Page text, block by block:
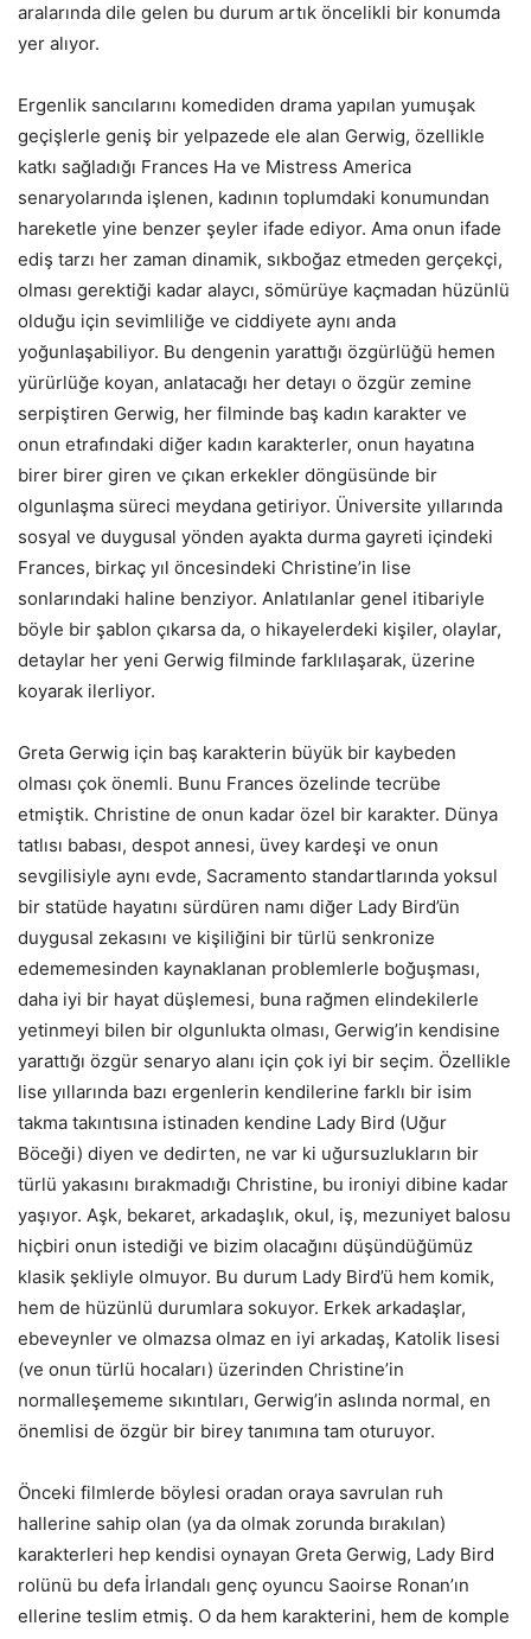
aralarında dile gelen bu durum artık öncelikli bir konumda
yer alıyor.
Ergenlik sancılarını komediden drama yapılan yumuşak
geçişlerle geniş bir yelpazede ele alan Gerwig, özellikle
katkı sağladığı Frances Ha ve Mistress America
senaryolarında işlenen, kadının toplumdaki konumundan
hareketle yine benzer şeyler ifade ediyor. Ama onun ifade
ediş tarzı her zaman dinamik, sıkboğaz etmeden gerçekçi,
olması gerektiği kadar alaycı, sömürüye kaçmadan hüzünlü
olduğu için sevimliliğe ve ciddiyete aynı anda
yoğunlaşabiliyor. Bu dengenin yarattığı özgürlüğü hemen
yürürlüğe koyan, anlatacağı her detayı o özgür zemine
serpiştiren Gerwig, her filminde baş kadın karakter ve
onun etrafındaki diğer kadın karakterler, onun hayatına
birer birer giren ve çıkan erkekler döngüsünde bir
olgunlaşma süreci meydana getiriyor. Üniversite yıllarında
sosyal ve duygusal yönden ayakta durma gayreti içindeki
Frances, birkaç yıl öncesindeki Christine’in lise
sonlarındaki haline benziyor. Anlatılanlar genel itibariyle
böyle bir şablon çıkarsa da, o hikayelerdeki kişiler, olaylar,
detaylar her yeni Gerwig filminde farklılaşarak, üzerine
koyarak ilerliyor.
Greta Gerwig için baş karakterin büyük bir kaybeden
olması çok önemli. Bunu Frances özelinde tecrübe
etmiştik. Christine de onun kadar özel bir karakter. Dünya
tatlısı babası, despot annesi, üvey kardeşi ve onun
sevgilisiyle aynı evde, Sacramento standartlarında yoksul
bir statüde hayatını sürdüren namı diğer Lady Bird’ün
duygusal zekasını ve kişiliğini bir türlü senkronize
edememesinden kaynaklanan problemlerle boğuşması,
daha iyi bir hayat düşlemesi, buna rağmen elindekilerle
yetinmeyi bilen bir olgunlukta olması, Gerwig’in kendisine
yarattığı özgür senaryo alanı için çok iyi bir seçim. Özellikle
lise yıllarında bazı ergenlerin kendilerine farklı bir isim
takma takıntısına istinaden kendine Lady Bird (Uğur
Böceği) diyen ve dedirten, ne var ki uğursuzlukların bir
türlü yakasını bırakmadığı Christine, bu ironiyi dibine kadar
yaşıyor. Aşk, bekaret, arkadaşlık, okul, iş, mezuniyet balosu
hiçbiri onun istediği ve bizim olacağını düşündüğümüz
klasik şekliyle olmuyor. Bu durum Lady Bird’ü hem komik,
hem de hüzünlü durumlara sokuyor. Erkek arkadaşlar,
ebeveynler ve olmazsa olmaz en iyi arkadaş, Katolik lisesi
(ve onun türlü hocaları) üzerinden Christine’in
normalleşememe sıkıntıları, Gerwig’in aslında normal, en
önemlisi de özgür bir birey tanımına tam oturuyor.
Önceki filmlerde böylesi oradan oraya savrulan ruh
hallerine sahip olan (ya da olmak zorunda bırakılan)
karakterleri hep kendisi oynayan Greta Gerwig, Lady Bird
rolünü bu defa İrlandalı genç oyuncu Saoirse Ronan’ın
ellerine teslim etmiş. O da hem karakterini, hem de komple